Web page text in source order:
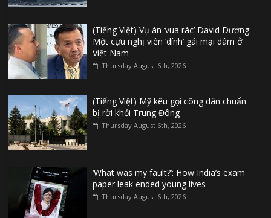
(Tiếng Việt) Vụ án ‘vua rác’ David Dương:
Một cựu nghị viên ‘dính’ gái mại dâm ở
Việt Nam
Thursday August 6th, 2026
(Tiếng Việt) Mỹ kêu gọi công dân chuẩn
bị rời khỏi Trung Đông
Thursday August 6th, 2026
‘What was my fault?’: How India’s exam
paper leak ended young lives
Thursday August 6th, 2026